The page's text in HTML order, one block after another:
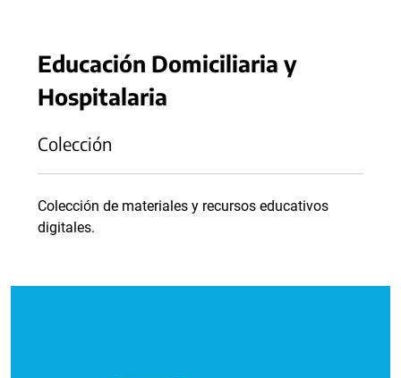
Educación Domiciliaria y
Hospitalaria
Colección
Colección de materiales y recursos educativos
digitales.